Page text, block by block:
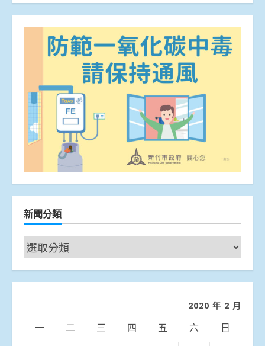
新聞分類
新
聞
分
2020 年 2 月
一 二 三 四 五 六 日